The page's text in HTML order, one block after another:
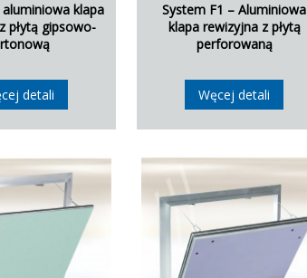
klapa
płytą gipsowo-
detali
System F1 – Aluminiowa
klapa rewizyjna z płytą
perforowaną
Węcej detali